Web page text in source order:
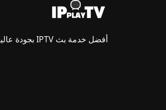
أفضل خدمة بث IPTV بجودة عالية وأسعار تنافسية